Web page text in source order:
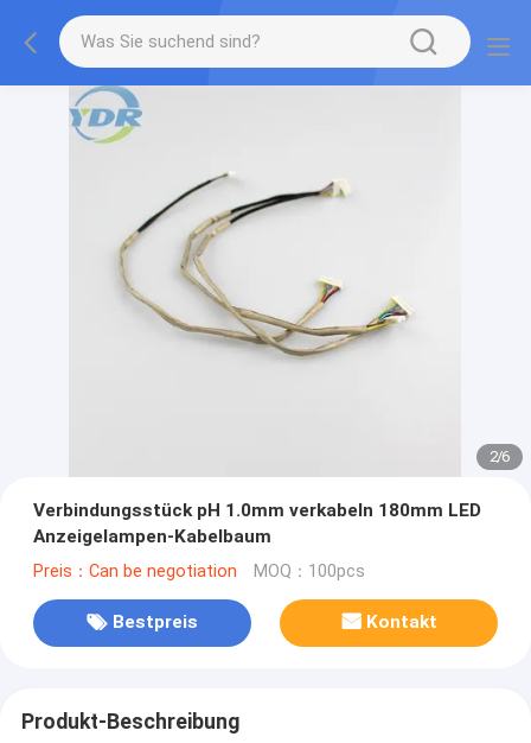
2/6
Verbindungsstück pH 1.0mm verkabeln 180mm LED
Anzeigelampen-Kabelbaum
Preis：Can be negotiation MOQ：100pcs
Bestpreis Kontakt
Produkt-Beschreibung